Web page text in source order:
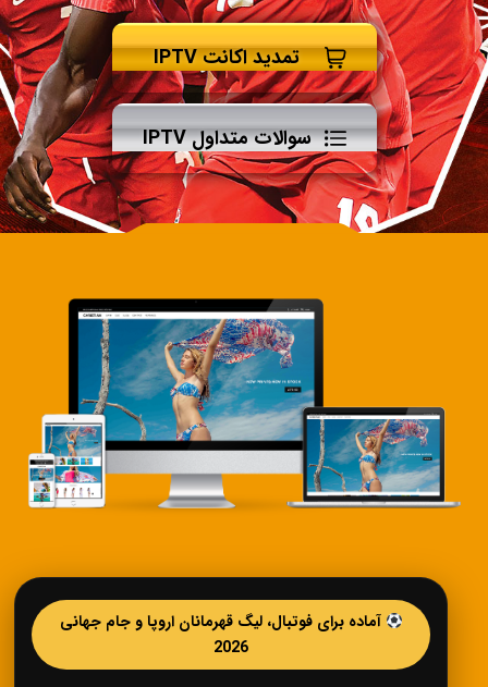
تمدید اکانت IPTV
سوالات متداول IPTV
آماده برای فوتبال، لیگ قهرمانان اروپا و جام جهانی
2026